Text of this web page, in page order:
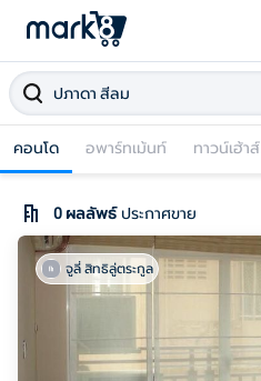
คอนโด อพาร์ทเม้นท์ ทาวน์เฮ้าส์
0ผลลัพธ์ ประกาศขาย
จูลี่ สิทธิลู่ตระกูล